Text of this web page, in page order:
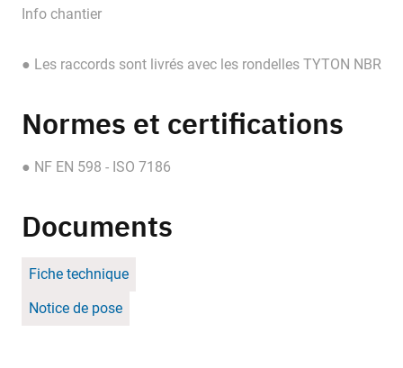
Info chantier
● Les raccords sont livrés avec les rondelles TYTON NBR
Normes et certifications
● NF EN 598 - ISO 7186
Documents
Fiche technique
Notice de pose